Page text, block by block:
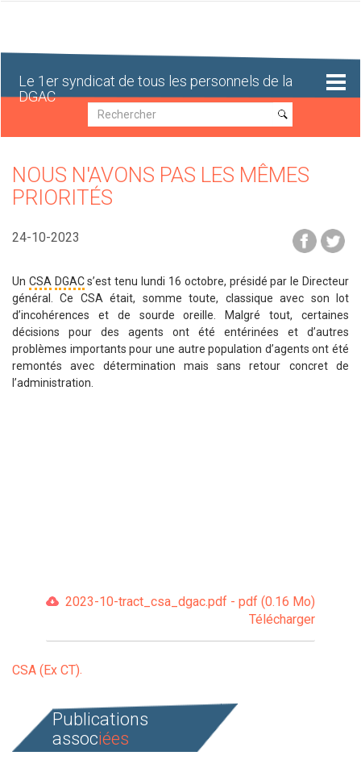
Le 1er syndicat de tous les personnels de la
DGAC
Recherche
Recherche
NOUS N'AVONS PAS LES MÊMES
PRIORITÉS
24-10-2023
Un CSA DGACs’est tenu lundi 16 octobre, présidé par le Directeur
général. Ce CSA était, somme toute, classique avec son lot
d’incohérences et de sourde oreille. Malgré tout, certaines
décisions pour des agents ont été entérinées et d’autres
problèmes importants pour une autre population d’agents ont été
remontés avec détermination mais sans retour concret de
l’administration.
2023-10-tract_csa_dgac.pdf - pdf (0.16 Mo)
Télécharger
CSA (Ex CT)
Publications
associées